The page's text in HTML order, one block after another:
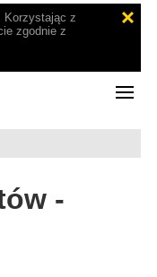
Korzystając z
zgodnie z
-